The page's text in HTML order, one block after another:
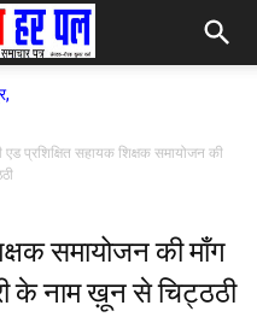
एड प्रशिक्षित सहायक शिक्षक समायोजन की
समायोजन की माँग
के नाम ख़ून से चिट्ठठी